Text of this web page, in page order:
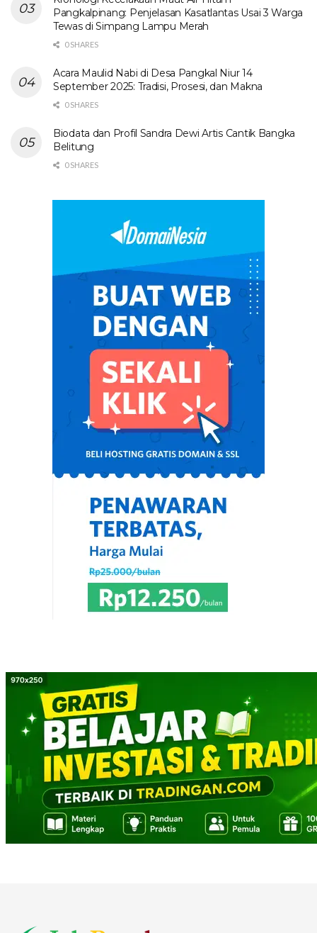
Pangkalpinang: Penjelasan Kasatlantas Usai 3 Warga
Tewas di Simpang Lampu Merah
0 SHARES
Acara Maulid Nabi di Desa Pangkal Niur 14
September 2025: Tradisi, Prosesi, dan Makna
0 SHARES
Biodata dan Profil Sandra Dewi Artis Cantik Bangka
Belitung
0 SHARES